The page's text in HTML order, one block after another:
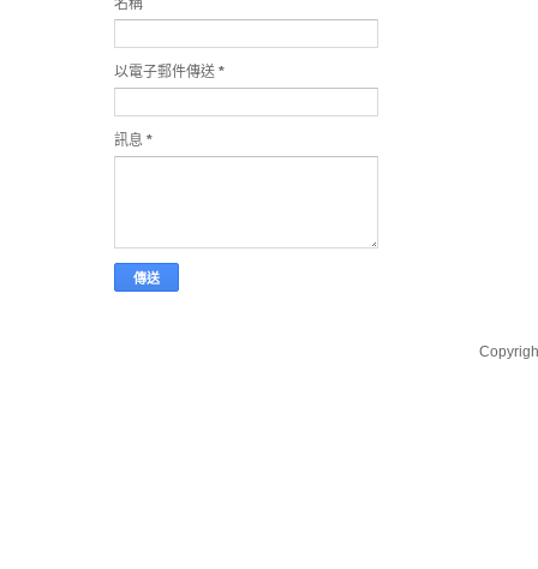
以電子郵件傳送 *
訊息 *